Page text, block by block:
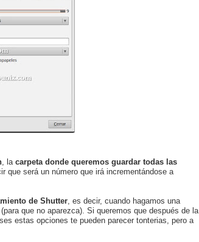
, la carpeta donde queremos guardar todas las
que será un número que irá incrementándose a
de Shutter , es decir, cuando hagamos una
que no aparezca). Si queremos que después de la
estas opciones te pueden parecer tonterias, pero a